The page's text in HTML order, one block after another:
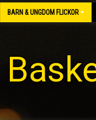
BARN & UNGDOM FLICKOR